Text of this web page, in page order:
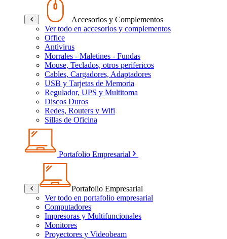
Accesorios y Complementos
Ver todo en accesorios y complementos
Office
Antivirus
Morrales - Maletines - Fundas
Mouse, Teclados, otros perifericos
Cables, Cargadores, Adaptadores
USB y Tarjetas de Memoria
Regulador, UPS y Multitoma
Discos Duros
Redes, Routers y Wifi
Sillas de Oficina
Portafolio Empresarial
Portafolio Empresarial
Ver todo en portafolio empresarial
Computadores
Impresoras y Multifuncionales
Monitores
Proyectores y Videobeam